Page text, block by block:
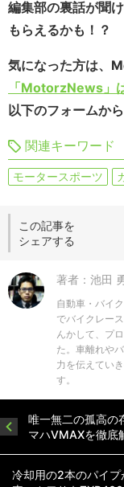
編集部の裏話が聞
もらえるかも！？
気になった方は、
「MotorzNews」
以下のフォームか
関連キーワード
モータースポーツ
この記事を
シェアする
著者：池田
自動車・バイ
でバイクレー
んかして、プ
た。車離れや
力を伝えてい
す。
唯一無二の孤高の
マハVMAXを徹底
冷却用の2本のパイ